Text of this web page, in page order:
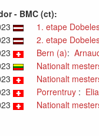
- BMC (ct):
1. etape
2. etape
Bern (a):
Nationalt
Nationalt
Porrentruy :
Nationalt